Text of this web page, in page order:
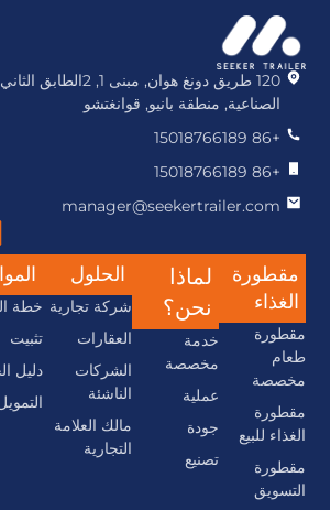
120 طريق دونغ هوان, مبنى
الصناعية, منطقة بانيو, قوانغتشو
+86 15018766189
+86 15018766189
manager@seekertrailer.com
مقطورة
الغذاء
مقطورة
طعام
مخصصة
مقطورة
الغذاء للبيع
مقطورة
التسويق
لماذا
نحن؟
خدمة
مخصصة
عملية
جودة
تصنيع
الحلول
شركة تجارية
العقارات
الشركات
الناشئة
مالك العلامة
التجارية
خطة
تثبيت
دليل